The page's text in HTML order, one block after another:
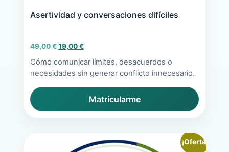
Asertividad y conversaciones difíciles
49,00€El
original
era:
49,00 €.
19,00€El
actual
es:
19,00 €.
Cómo comunicar límites, desacuerdos o
necesidades sin generar conflicto innecesario.
Matricularme
¡Oferta!